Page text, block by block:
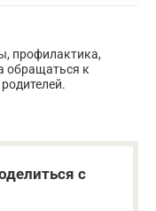
профилактика,
обращаться к
с